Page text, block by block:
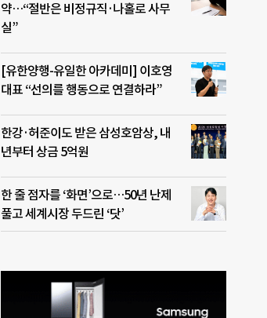
약…“절반은 비정규직·나홀로 사무
실”
[유한양행-유일한 아카데미] 이호영
대표 “선의를 행동으로 연결하라”
한강·허준이도 받은 삼성호암상, 내
년부터 상금 5억원
한 줄 점자를 ‘화면’으로…50년 난제
풀고 세계시장 두드린 ‘닷’